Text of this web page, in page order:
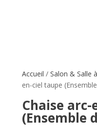
Accueil / Salon & Salle
en-ciel taupe
Chaise
(Ensemble